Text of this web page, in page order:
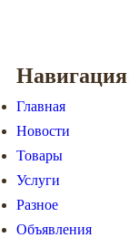
Главная
Новости
Товары
Услуги
Разное
Объявления